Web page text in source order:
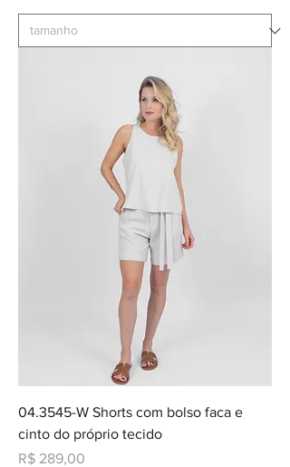
04.3545-W Shorts com bolso faca e
cinto do próprio tecido
Preço
R$ 289,00